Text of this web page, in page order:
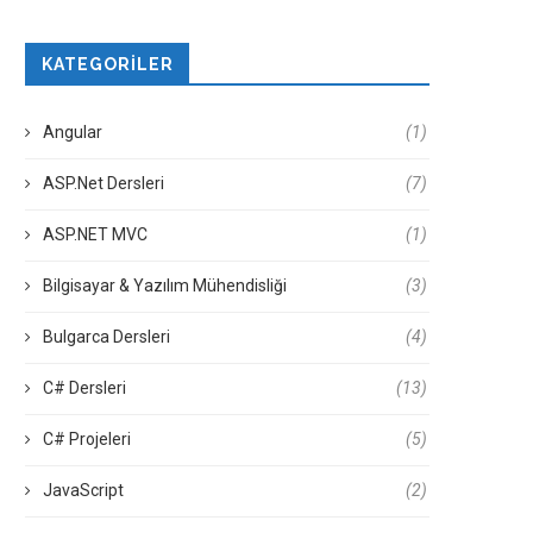
KATEGORILER
Angular (1)
ASP.Net Dersleri (7)
ASP.NET MVC (1)
Bilgisayar & Yazılım Mühendisliği (3)
Bulgarca Dersleri (4)
C# Dersleri (13)
C# Projeleri (5)
JavaScript (2)